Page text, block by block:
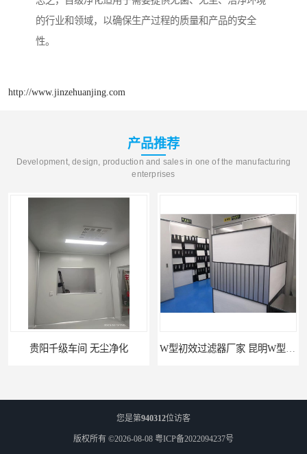
的行业和领域，以确保生产过程的质量和产品的安全
性。
http://www.jinzehuanjing.com
产品推荐
Development, design, production and sales in one of the manufacturing
enterprises
贵阳千级车间 无尘净化
您是第940312位访客
版权所有 ©2026-08-08 粤ICP备2022094237号